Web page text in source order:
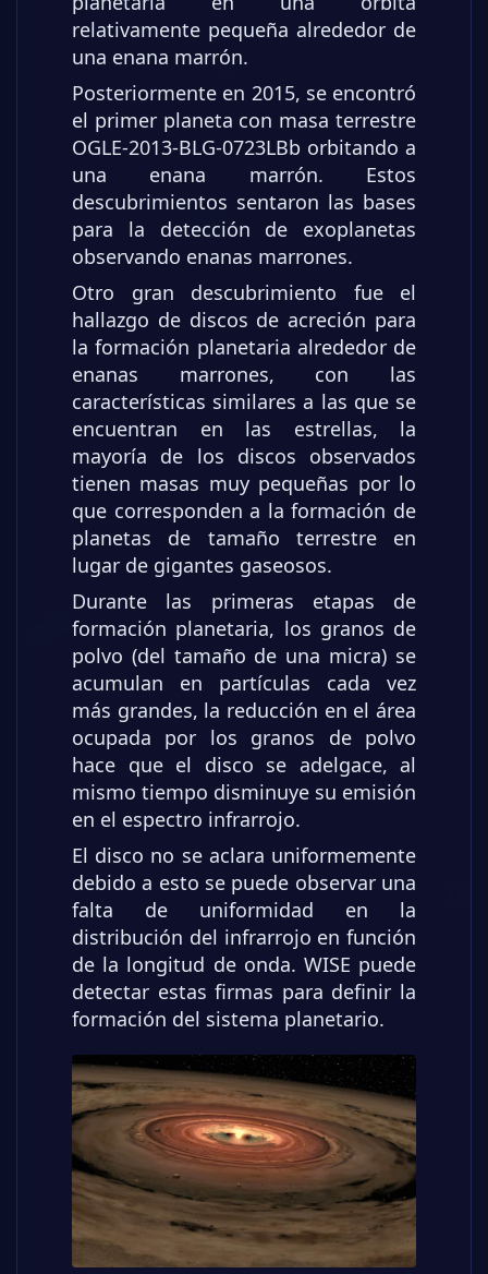
relativamente pequeña alrededor de
una enana marrón.
Posteriormente en 2015, se encontró
el primer planeta con masa terrestre
OGLE-2013-BLG-0723LBb orbitando a
una enana marrón. Estos
descubrimientos sentaron las bases
para la detección de exoplanetas
observando enanas marrones.
Otro gran descubrimiento fue el
hallazgo de discos de acreción para
la formación planetaria alrededor de
enanas marrones, con las
características similares a las que se
encuentran en las estrellas, la
mayoría de los discos observados
tienen masas muy pequeñas por lo
que corresponden a la formación de
planetas de tamaño terrestre en
lugar de gigantes gaseosos.
Durante las primeras etapas de
formación planetaria, los granos de
polvo (del tamaño de una micra) se
acumulan en partículas cada vez
más grandes, la reducción en el área
ocupada por los granos de polvo
hace que el disco se adelgace, al
mismo tiempo disminuye su emisión
en el espectro infrarrojo.
El disco no se aclara uniformemente
debido a esto se puede observar una
falta de uniformidad en la
distribución del infrarrojo en función
de la longitud de onda. WISE puede
detectar estas firmas para definir la
formación del sistema planetario.